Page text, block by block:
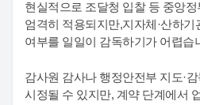
현실적으로 조달청 입찰 등 중앙
엄격히 적용되지만,지자체·산하
여부를 일일이 감독하기가 어렵습
감사원 감사나 행정안전부 지도·
시정될 수 있지만, 계약 단계에서